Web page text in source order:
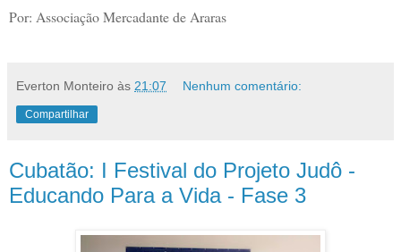
Por: Associação Mercadante de Araras
Everton Monteiro às 21:07 Nenhum comentário:
Compartilhar
Cubatão: I Festival do Projeto Judô -
Educando Para a Vida - Fase 3